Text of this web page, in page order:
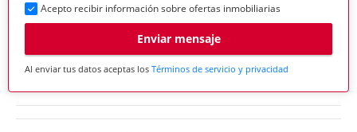
Acepto recibir información sobre ofertas inmobiliarias
Enviar mensaje
Al enviar tus datos aceptas los Términos de servicio y privacidad